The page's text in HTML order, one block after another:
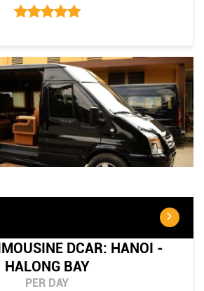
DCAR: HANOI -
HALONG BAY
PER DAY